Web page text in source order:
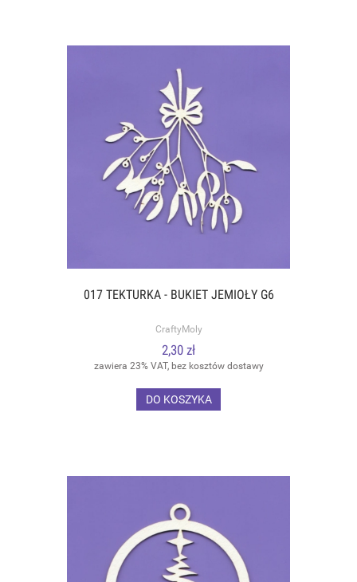
017 TEKTURKA - BUKIET JEMIOŁY G6
CraftyMoly
2,30 zł
zawiera 23% VAT, bez kosztów dostawy
DO KOSZYKA